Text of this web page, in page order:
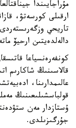
مۇراجايىندا
ارقىلى كورسەتۋ،
تاريحي
دالەلدەيتىن ارحيۆ
كونفەرەنسياعا
قالاسىنىڭ شاكارىم
عالىمدارىنا،
قولباسشىلىعىنىڭ
ۇستازدار مەن
جۇرگىزىلدى.